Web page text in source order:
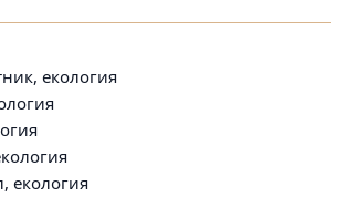
екология
екология